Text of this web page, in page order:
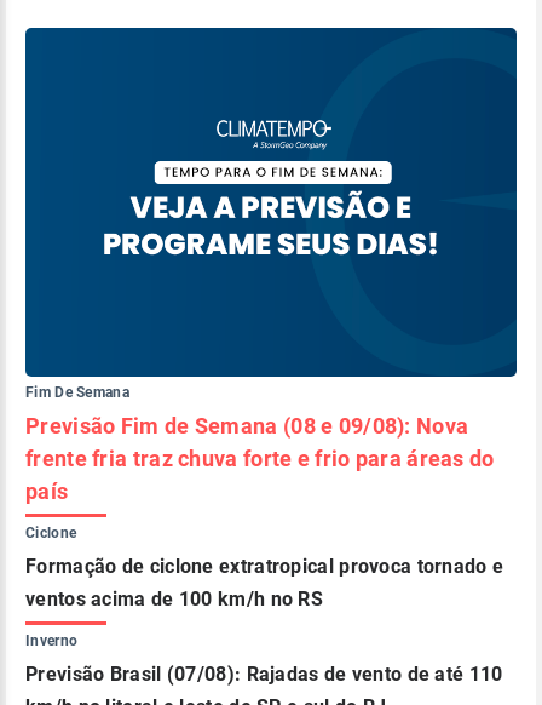
Fim De Semana
Previsão Fim de Semana (08 e 09/08): Nova
frente fria traz chuva forte e frio para áreas do
país
Ciclone
Formação de ciclone extratropical provoca tornado e
ventos acima de 100 km/h no RS
Inverno
Previsão Brasil (07/08): Rajadas de vento de até 110